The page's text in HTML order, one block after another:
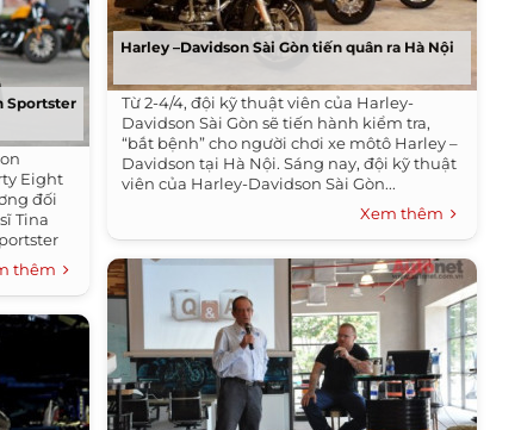
Sportster
Eight
đối
Tina
thêm
Harley –Davidson Sài Gòn tiến quân ra Hà Nội
Từ 2-4/4, đội kỹ thuật viên của Harley-
Davidson Sài Gòn sẽ tiến hành kiểm tra,
“bắt bệnh” cho người chơi xe môtô Harley –
Davidson tại Hà Nội. Sáng nay, đội kỹ thuật
viên của Harley-Davidson Sài Gòn...
Xem thêm